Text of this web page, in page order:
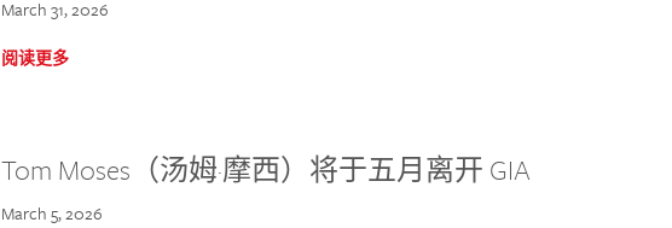
March 31, 2026
阅读更多
Tom Moses（汤姆·摩西）将于五月离开 GIA
March 5, 2026